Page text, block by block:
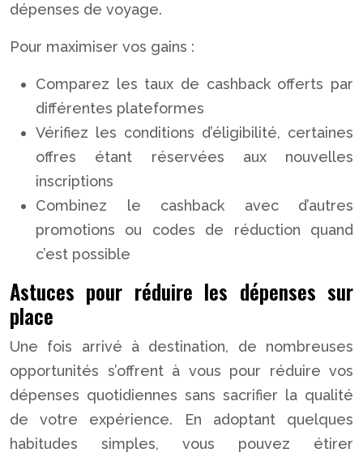
dépenses de voyage.
Pour maximiser vos gains :
Comparez les taux de cashback offerts par
différentes plateformes
Vérifiez les conditions d’éligibilité, certaines
offres étant réservées aux nouvelles
inscriptions
Combinez le cashback avec d’autres
promotions ou codes de réduction quand
c’est possible
Astuces pour réduire les dépenses sur
place
Une fois arrivé à destination, de nombreuses
opportunités s’offrent à vous pour réduire vos
dépenses quotidiennes sans sacrifier la qualité
de votre expérience. En adoptant quelques
habitudes simples, vous pouvez étirer